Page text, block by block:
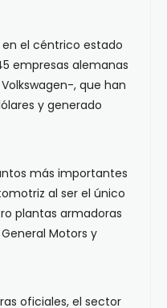
en el céntrico estado
empresas alemanas
, que han
y generado
más importantes
al ser el único
plantas armadoras
Motors y
oficiales, el sector